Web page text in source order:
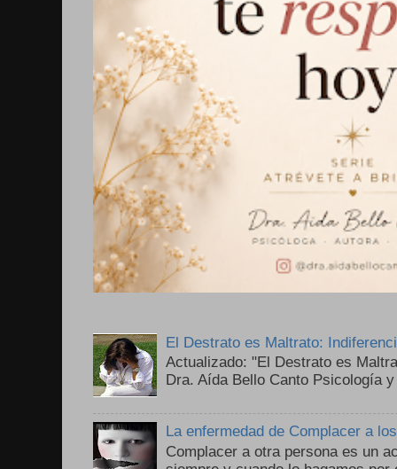
El Destrato es Maltrato:
Actualizado: "El Destrato es
Dra. Aída Bello Canto Psicología
La enfermedad de Complacer a
Complacer a otra persona es un